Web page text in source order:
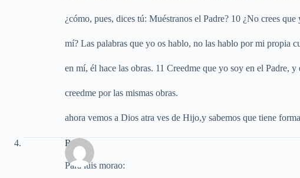
¿cómo, pues, dices tú: Muéstranos el Padre? 10 ¿No crees
mí? Las palabras que yo os hablo, no las hablo por mi propia
en mí, él hace las obras. 11 Creedme que yo soy en el Padre,
creedme por las mismas obras.
ahora vemos a Dios atra ves de Hijo,y sabemos que tiene
Ruben
Para luis morao: